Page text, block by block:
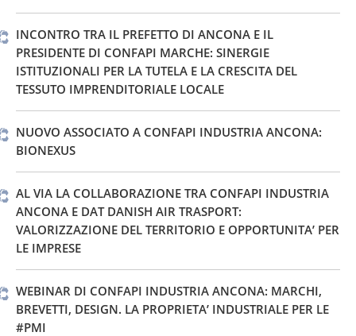
INCONTRO TRA IL PREFETTO DI ANCONA E IL
PRESIDENTE DI CONFAPI MARCHE: SINERGIE
ISTITUZIONALI PER LA TUTELA E LA CRESCITA DEL
TESSUTO IMPRENDITORIALE LOCALE
NUOVO ASSOCIATO A CONFAPI INDUSTRIA ANCONA:
BIONEXUS
AL VIA LA COLLABORAZIONE TRA CONFAPI INDUSTRIA
ANCONA E DAT DANISH AIR TRASPORT:
VALORIZZAZIONE DEL TERRITORIO E OPPORTUNITA’ PER
LE IMPRESE
WEBINAR DI CONFAPI INDUSTRIA ANCONA: MARCHI,
BREVETTI, DESIGN. LA PROPRIETA’ INDUSTRIALE PER LE
#PMI